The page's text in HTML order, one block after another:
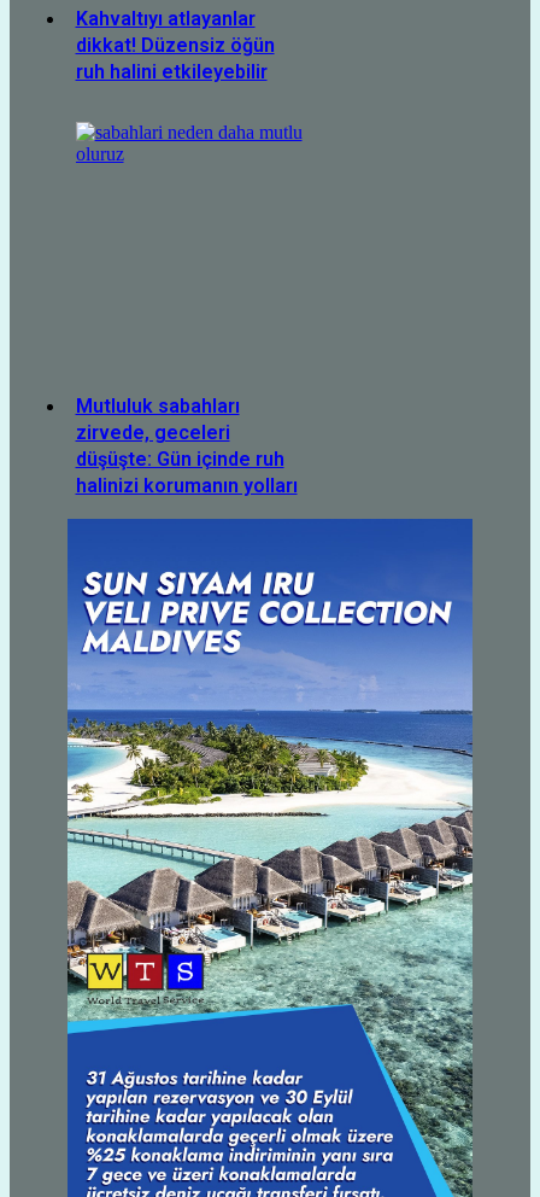
Kahvaltıyı atlayanlar
dikkat! Düzensiz öğün
ruh halini etkileyebilir
Mutluluk sabahları
zirvede, geceleri
düşüşte: Gün içinde ruh
halinizi korumanın yolları